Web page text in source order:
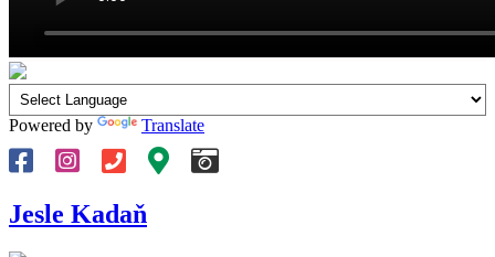
Powered by Translate
Jesle Kadaň